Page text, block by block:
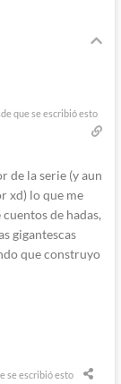
que se escribió esto
de la serie (y aun
xd) lo que me
cuentos de hadas,
gigantescas
que construyo
se escribió esto